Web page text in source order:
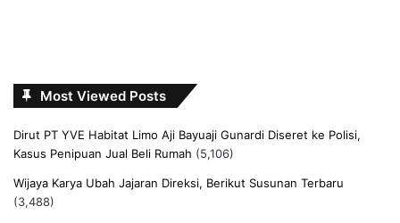
Most Viewed Posts
Dirut PT YVE Habitat Limo Aji Bayuaji Gunardi Diseret ke Polisi,
Kasus Penipuan Jual Beli Rumah (5,106)
Wijaya Karya Ubah Jajaran Direksi, Berikut Susunan Terbaru
(3,488)